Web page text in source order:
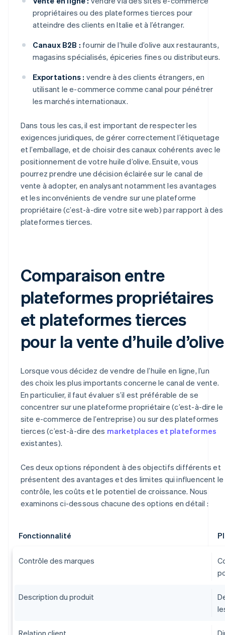
propriétaires ou des plateformes tierces pour
atteindre des clients en Italie et à l’étranger.
Canaux B2B : fournir de l’huile d’olive aux restaurants,
magasins spécialisés, épiceries fines ou distributeurs.
Exportations : vendre à des clients étrangers, en
utilisant le e-commerce comme canal pour pénétrer
les marchés internationaux.
Dans tous les cas, il est important de respecter les
exigences juridiques, de gérer correctement l’étiquetage
et l’emballage, et de choisir des canaux cohérents avec le
positionnement de votre huile d’olive. Ensuite, vous
pourrez prendre une décision éclairée sur le canal de
vente à adopter, en analysant notamment les avantages
et les inconvénients de vendre sur une plateforme
propriétaire (c’est-à-dire votre site web) par rapport à des
plateformes tierces.
Comparaison entre
plateformes propriétaires
et plateformes tierces
pour la vente d’huile d’olive
Lorsque vous décidez de vendre de l’huile en ligne, l’un
des choix les plus importants concerne le canal de vente.
En particulier, il faut évaluer s’il est préférable de se
concentrer sur une plateforme propriétaire (c’est-à-dire le
site e-commerce de l’entreprise) ou sur des plateformes
tierces (c’est-à-dire des marketplaces et plateformes
existantes).
Ces deux options répondent à des objectifs différents et
présentent des avantages et des limites qui influencent le
contrôle, les coûts et le potentiel de croissance. Nous
examinons ci-dessous chacune des options en détail :
Fonctionnalité
Contrôle des marques
Description du produit
Relation client